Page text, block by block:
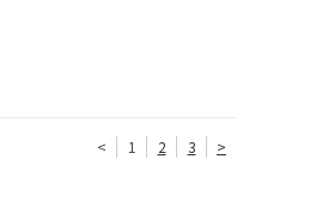
< 1 2 3 >